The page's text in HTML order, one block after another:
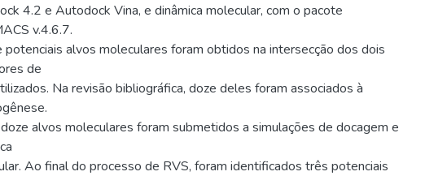
4.2 e Autodock Vina, e dinâmica molecular, com o pacote
v.4.6.7.
potenciais alvos moleculares foram obtidos na intersecção dos dois
de
Na revisão bibliográfica, doze deles foram associados à
alvos moleculares foram submetidos a simulações de docagem e
Ao final do processo de RVS, foram identificados três potenciais